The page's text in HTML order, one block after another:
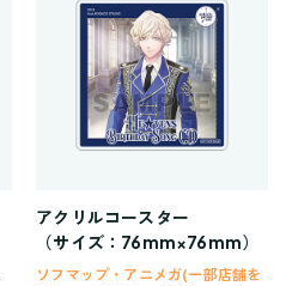
アクリルコースター
（サイズ： 76mm×76mm）
ソフマップ・アニメガ(一部店舗を